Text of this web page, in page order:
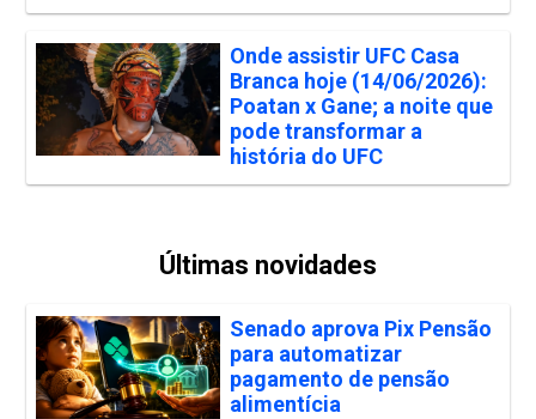
Onde assistir UFC Casa
Branca hoje (14/06/2026):
Poatan x Gane; a noite que
pode transformar a
história do UFC
Últimas novidades
Senado aprova Pix Pensão
para automatizar
pagamento de pensão
alimentícia